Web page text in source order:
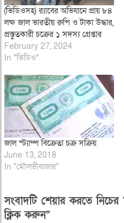
(ভিডিওসহ) র‌্যাবের অভিযানে প্রায় ৮৪
লক্ষ জাল ভারতীয় রুপি ও টাকা উদ্ধার,
প্রস্তুতকারী চক্রের ১ সদস্য গ্রেপ্তার
February 27, 2024
In "ভিডিও"
জাল স্ট্যাম্প বিক্রেতা চক্র সক্রিয়
June 13, 2018
In "মৌলভীবাজার"
সংবাদটি শেয়ার করতে নিচের
ক্লিক করুন”